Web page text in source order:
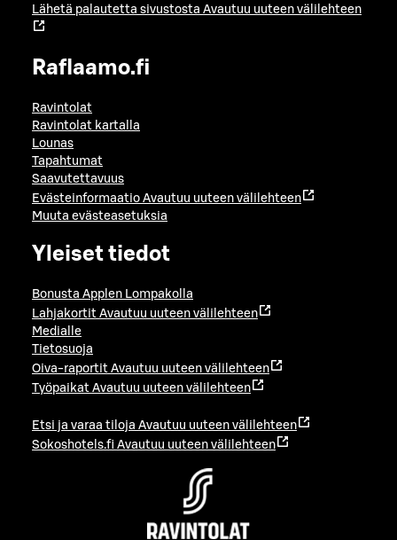
Lähetä palautetta sivustosta Avautuu uuteen välilehteen
Raflaamo.fi
Ravintolat
Ravintolat kartalla
Lounas
Tapahtumat
Saavutettavuus
Evästeinformaatio Avautuu uuteen välilehteen
Muuta evästeasetuksia
Yleiset tiedot
Bonusta Applen Lompakolla
Lahjakortit Avautuu uuteen välilehteen
Medialle
Tietosuoja
Oiva-raportit Avautuu uuteen välilehteen
Työpaikat Avautuu uuteen välilehteen
Etsi ja varaa tiloja Avautuu uuteen välilehteen
Sokoshotels.fi Avautuu uuteen välilehteen